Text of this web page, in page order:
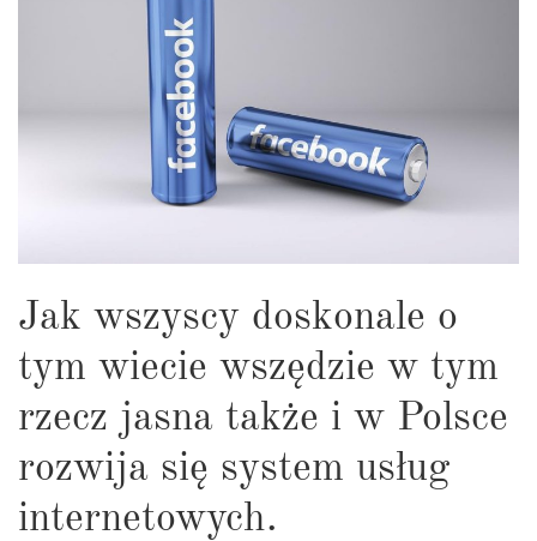
Jak wszyscy doskonale o
tym wiecie wszędzie w tym
rzecz jasna także i w Polsce
rozwija się system usług
internetowych.